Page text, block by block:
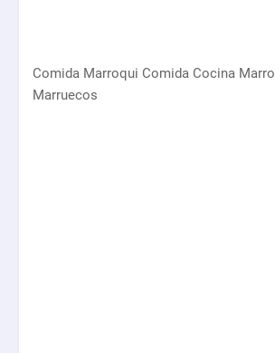
Comida Marroqui Comida Cocina
Marruecos